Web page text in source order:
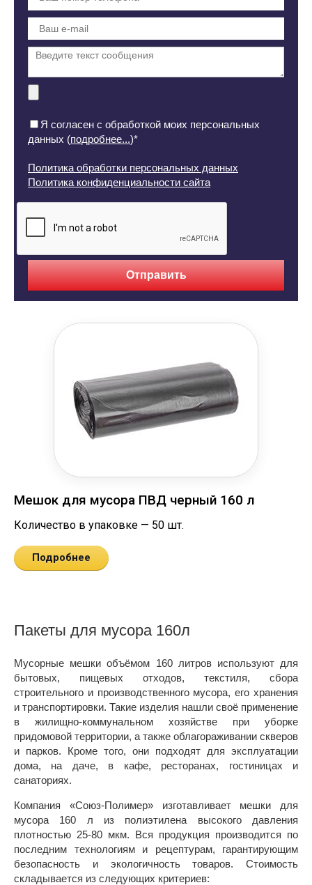
Я согласен с обработкой моих персональных
данных (подробнее...)*
Политика обработки персональных данных
Политика конфиденциальности сайта
Отправить
Мешок для мусора ПВД черный 160 л
Количество в упаковке — 50 шт.
Подробнее
Пакеты для мусора 160л
Мусорные мешки объёмом 160 литров используют для
бытовых, пищевых отходов, текстиля, сбора
строительного и производственного мусора, его хранения
и транспортировки. Такие изделия нашли своё применение
в жилищно-коммунальном хозяйстве при уборке
придомовой территории, а также облагораживании скверов
и парков. Кроме того, они подходят для эксплуатации
дома, на даче, в кафе, ресторанах, гостиницах и
санаториях.
Компания «Союз-Полимер» изготавливает мешки для
мусора 160 л из полиэтилена высокого давления
плотностью 25-80 мкм. Вся продукция производится по
последним технологиям и рецептурам, гарантирующим
безопасность и экологичность товаров. Стоимость
складывается из следующих критериев: